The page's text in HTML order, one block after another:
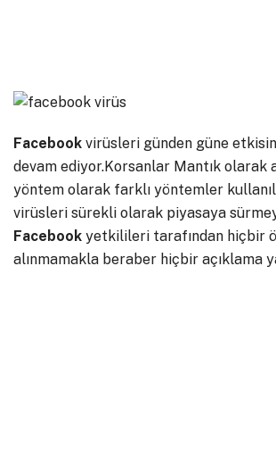
Facebook virüsleri günden güne
devam ediyor.Korsanlar Mantık olarak
yöntem olarak farklı yöntemler
virüsleri sürekli olarak piyasaya
Facebook yetkilileri tarafından hiçbir
alınmamakla beraber hiçbir açıklama